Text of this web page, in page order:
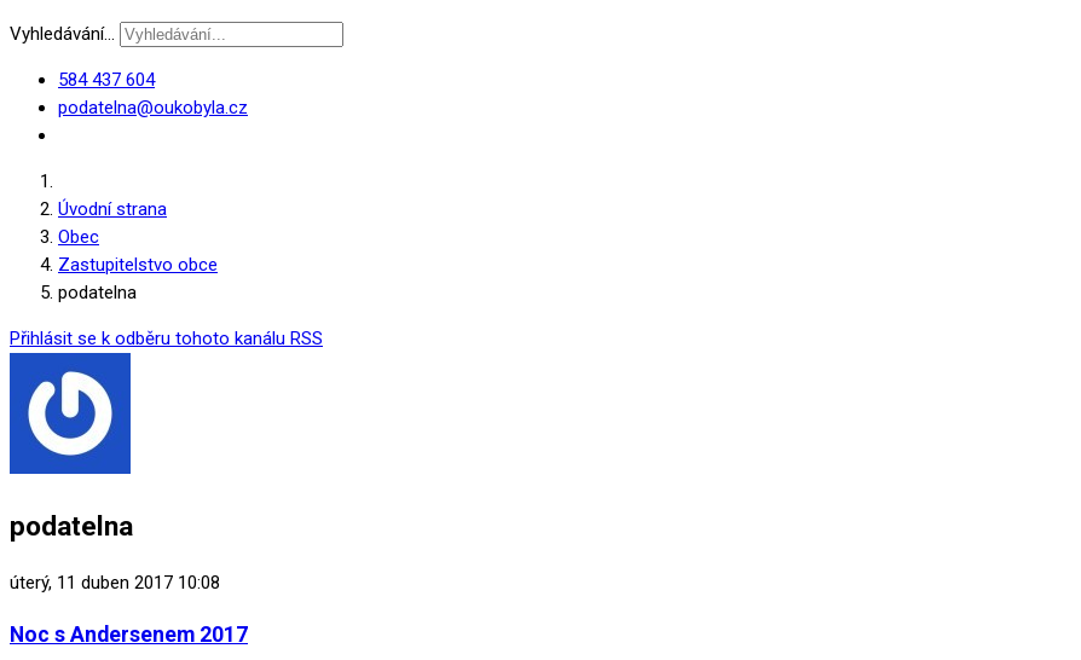
Vyhledávání...
584 437 604
podatelna@oukobyla.cz
Úvodní strana
Obec
Zastupitelstvo obce
podatelna
Přihlásit se k odběru tohoto kanálu RSS
podatelna
úterý, 11 duben 2017 10:08
Noc s Andersenem 2017